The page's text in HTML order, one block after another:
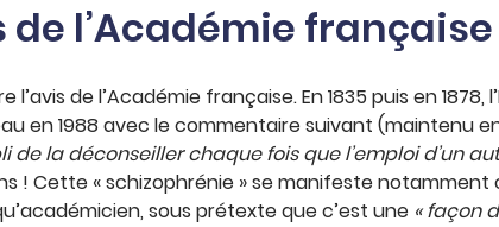
l’Académie française
l’avis de l’Académie française. En 1835 puis en
en 1988 avec le commentaire suivant (maintenu
de la déconseiller chaque fois que l’emploi d’un
! Cette « schizophrénie » se manifeste notamment
sous prétexte que c’est une « façon